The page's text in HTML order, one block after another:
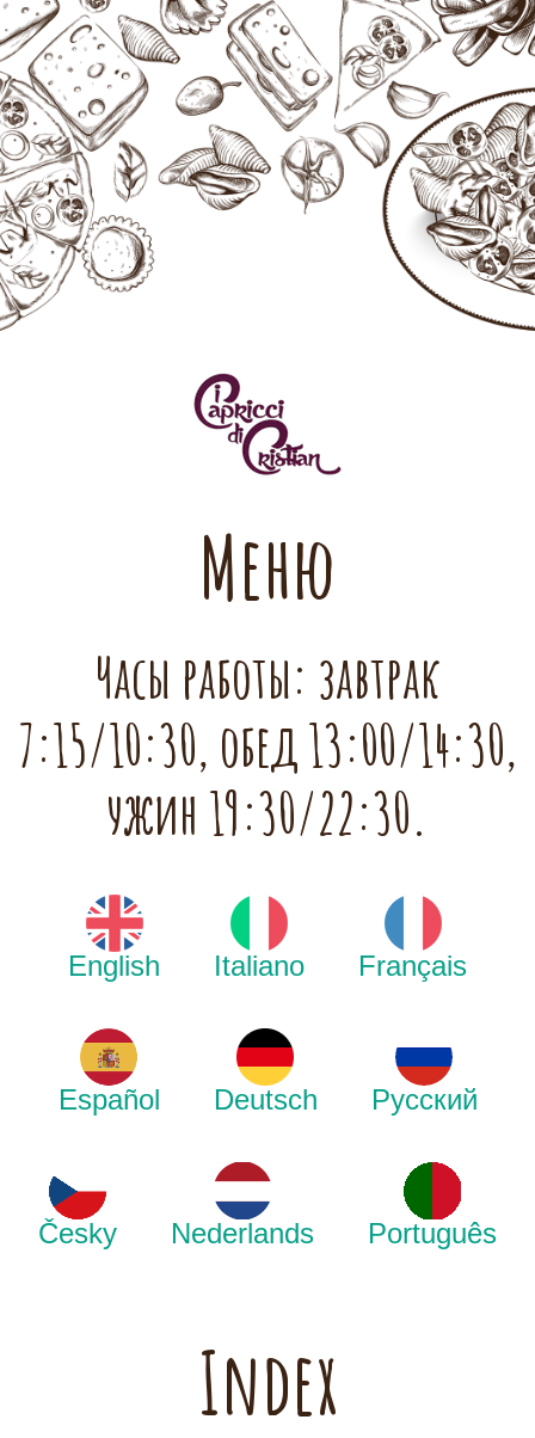
Меню
Часы работы: завтрак
7:15/10:30, обед 13:00/14:30,
ужин 19:30/22:30.
English Italiano Français
Español Deutsch Русский
Česky Nederlands Português
Index